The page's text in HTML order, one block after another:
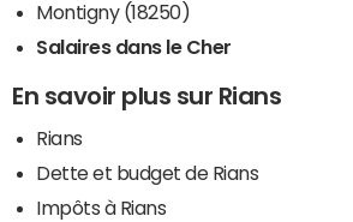
Montigny (18250)
Salaires dans le Cher
En savoir plus sur Rians
Rians
Dette et budget de Rians
Impôts à Rians